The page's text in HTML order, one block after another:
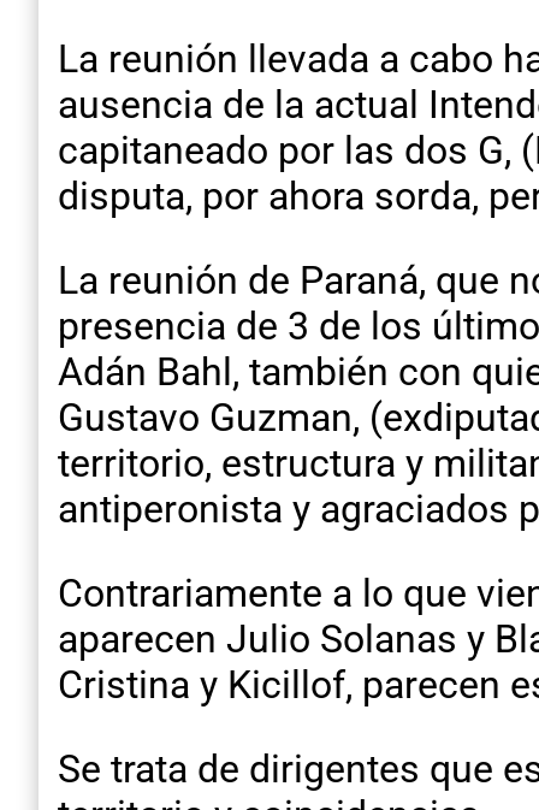
La reunión llevada a cabo
ausencia de la actual
capitaneado por las dos G,
disputa, por ahora sorda,
La reunión de Paraná, que
presencia de 3 de los
Adán Bahl, también con
Gustavo Guzman,
territorio, estructura y
antiperonista y agraciados
Contrariamente a lo que
aparecen Julio Solanas y
Cristina y Kicillof, parecen
Se trata de dirigentes que